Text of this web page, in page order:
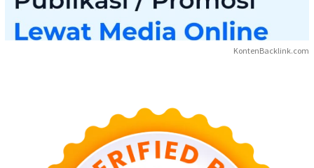
KontenBacklink.com